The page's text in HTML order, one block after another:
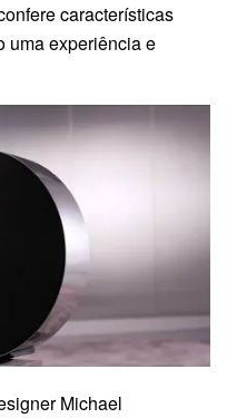
características
uma experiência e
Michael